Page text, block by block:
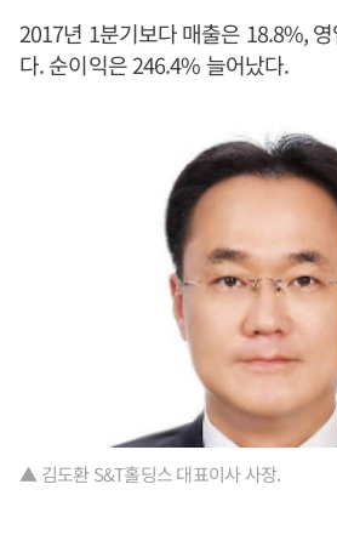
2017년 1분기보다 매출은 18.8%,
다. 순이익은 246.4% 늘어났다.
▲ 김도환 S&T홀딩스 대표이사 사장.